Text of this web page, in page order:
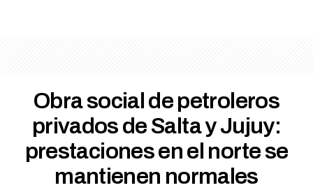
Obra social de petroleros
privados de Salta y Jujuy:
prestaciones en el norte se
mantienen normales